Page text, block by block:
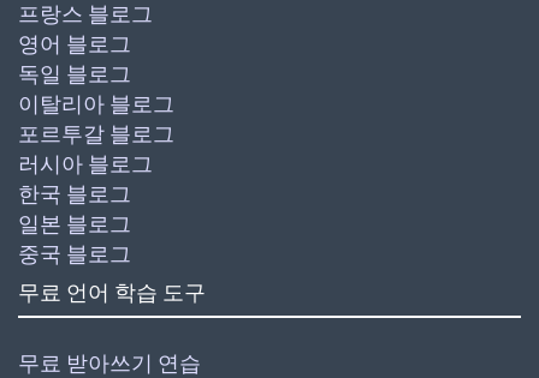
프랑스 블로그
영어 블로그
독일 블로그
이탈리아 블로그
포르투갈 블로그
러시아 블로그
한국 블로그
일본 블로그
중국 블로그
무료 언어 학습 도구
무료 받아쓰기 연습